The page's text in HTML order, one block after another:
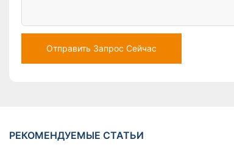
Отправить Запрос Сейчас
РЕКОМЕНДУЕМЫЕ СТАТЬИ